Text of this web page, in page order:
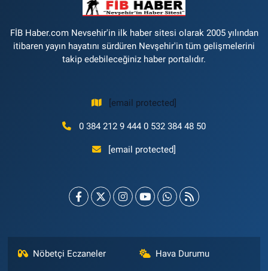
FİB Haber.com Nevsehir'in ilk haber sitesi olarak 2005 yılından
itibaren yayın hayatını sürdüren Nevşehir'in tüm gelişmelerini
takip edebileceğiniz haber portalıdır.
[email protected]
0 384 212 9 444 0 532 384 48 50
[email protected]
Nöbetçi Eczaneler Hava Durumu